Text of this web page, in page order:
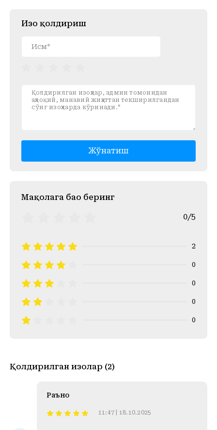
Изоҳ қолдириш
Жўнатиш
Mақолага баҳо беринг
0/5
2
0
0
0
0
Қолдирилган изоҳлар (2)
Раъно
11:47 | 18.10.2025